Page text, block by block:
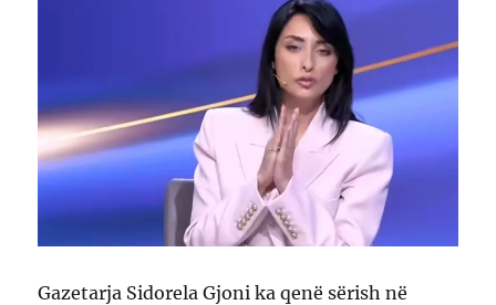
Gazetarja Sidorela Gjoni ka qenë sërish në